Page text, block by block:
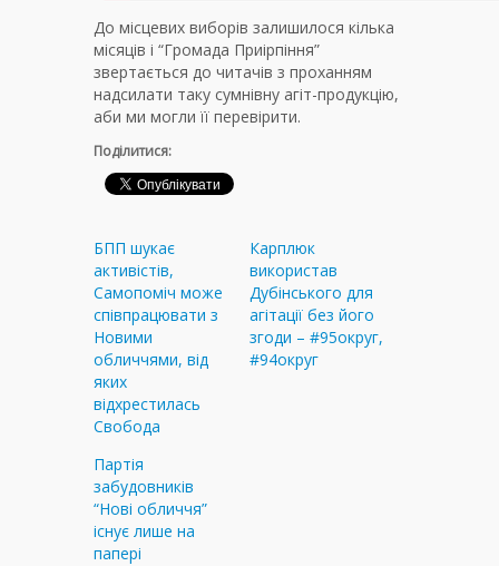
До місцевих виборів залишилося кілька
місяців і “Громада Приірпіння”
звертається до читачів з проханням
надсилати таку сумнівну агіт-продукцію,
аби ми могли її перевірити.
Поділитися:
БПП шукає
активістів,
Самопоміч може
співпрацювати з
Новими
обличчями, від
яких
відхрестилась
Свобода
Карплюк
використав
Дубінського для
агітації без його
згоди – #95округ,
#94округ
Партія
забудовників
“Нові обличчя”
існує лише на
папері